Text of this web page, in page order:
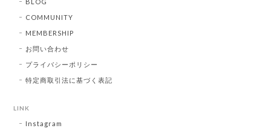
BLOG
COMMUNITY
MEMBERSHIP
お問い合わせ
プライバシーポリシー
特定商取引法に基づく表記
LINK
Instagram